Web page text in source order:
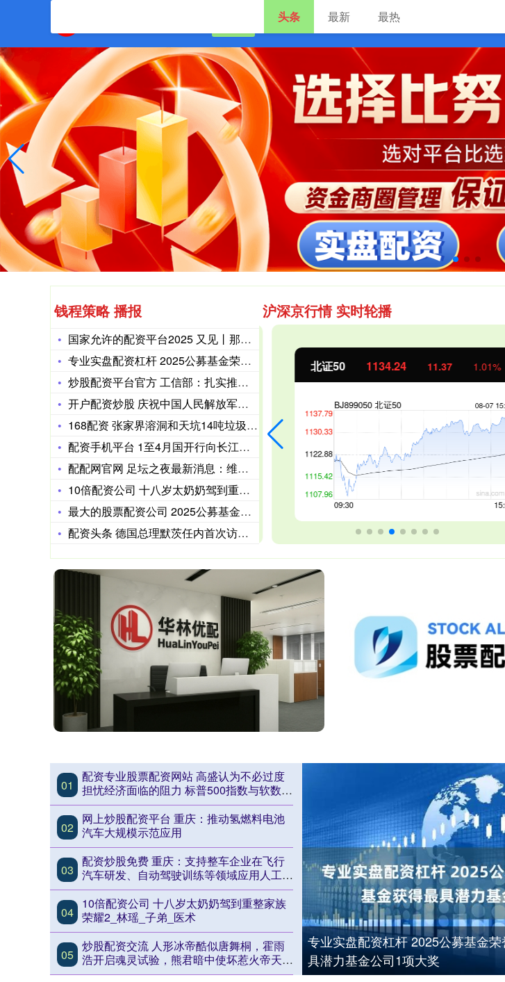
广东股票配资开户流程详解 股票配资市场
钱程策略 播报
国家允许的配资平台2025 又见丨那个说“凯然而归”的年轻人
专业实盘配资杠杆 2025公募基金荣誉榜：华商基金获得最具潜
炒股配资平台官方 工信部：扎实推进“综合整治新能源汽车行业‘
开户配资炒股 庆祝中国人民解放军建军98周年 祖国各地官兵举
168配资 张家界溶洞和天坑14吨垃圾清理细节披露！暗藏陈年
配资手机平台 1至4月国开行向长江经济带沿江省市放贷超400
配配网官网 足坛之夜最新消息：维拉欧联杯夺魁，吉达国民大获全
10倍配资公司 十八岁太奶奶驾到重整家族荣耀2_林瑶_子弟_
最大的股票配资公司 2025公募基金荣誉榜：华泰保兴基金获得
配资头条 德国总理默茨任内首次访美，将聚焦美欧贸易摩擦等问题
沪深京行情 实时轮播
沪深300 4694.44 43.13 0.93% 北证50 1134.24 11.37 1.01%
01
配资专业股票配资网站 高盛认为不必过度
担忧经济面临的阻力 标普500指数与软数据
关联度更高
02
网上炒股配资平台 重庆：推动氢燃料电池
汽车大规模示范应用
03
配资炒股免费 重庆：支持整车企业在飞行
汽车研发、自动驾驶训练等领域应用人工智
能大模型
04
10倍配资公司 十八岁太奶奶驾到重整家族
荣耀2_林瑶_子弟_医术
05
炒股配资交流 人形冰帝酷似唐舞桐，霍雨
浩开启魂灵试验，熊君暗中使坏惹火帝天_
魂兽_实验_戴华斌
专业实盘配资杠杆 2025公募基金
具潜力基金公司1项大奖
头条 最新 最热